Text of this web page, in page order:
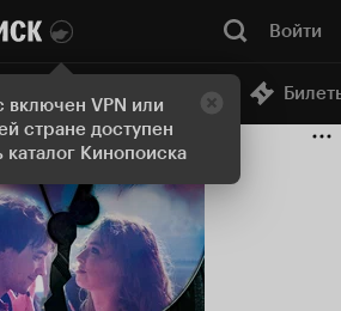
включен VPN или
стране доступен
каталог Кинопоиска
Войти
Онлайн-кинотеатр